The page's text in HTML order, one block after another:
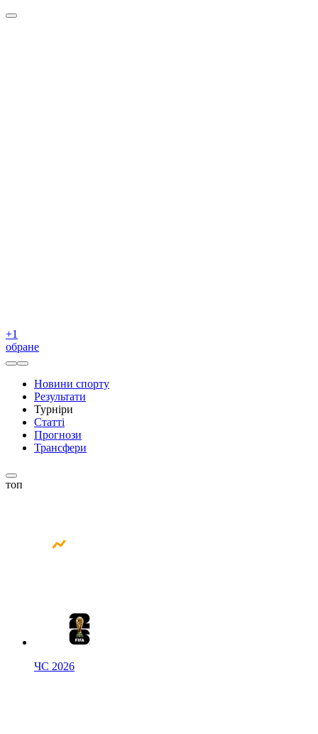
+1
обране
Новини спорту
Результати
Турніри
Статті
Прогнози
Трансфери
топ
ЧС 2026